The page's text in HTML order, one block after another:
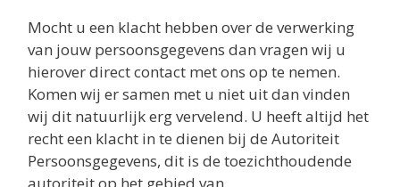
Mocht u een klacht hebben over de verwerking
van jouw persoonsgegevens dan vragen wij u
hierover direct contact met ons op te nemen.
Komen wij er samen met u niet uit dan vinden
wij dit natuurlijk erg vervelend. U heeft altijd het
recht een klacht in te dienen bij de Autoriteit
Persoonsgegevens, dit is de toezichthoudende